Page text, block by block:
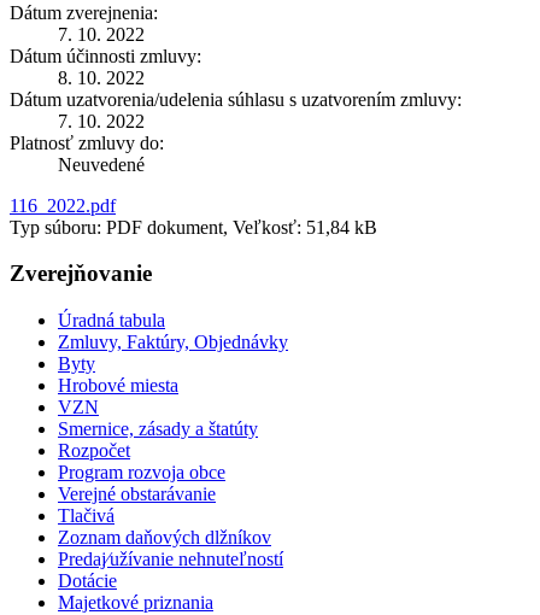
Dátum zverejnenia:
7. 10. 2022
Dátum účinnosti zmluvy:
8. 10. 2022
Dátum uzatvorenia/udelenia súhlasu s uzatvorením zmluvy:
7. 10. 2022
Platnosť zmluvy do:
Neuvedené
116_2022.pdf
Typ súboru: PDF dokument, Veľkosť: 51,84 kB
Zverejňovanie
Úradná tabula
Zmluvy, Faktúry, Objednávky
Byty
Hrobové miesta
VZN
Smernice, zásady a štatúty
Rozpočet
Program rozvoja obce
Verejné obstarávanie
Tlačivá
Zoznam daňových dlžníkov
Predaj⁄užívanie nehnuteľností
Dotácie
Majetkové priznania